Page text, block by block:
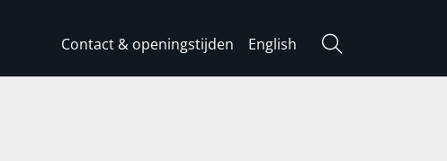
Contact & openingstijden English Zoeken